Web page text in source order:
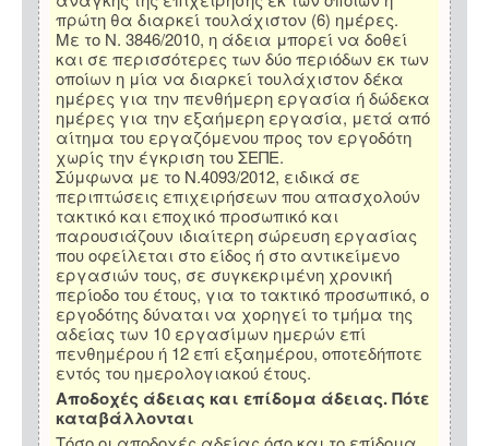
πρώτη θα διαρκεί τουλάχιστον (6) ημέρες.
Με το Ν. 3846/2010, η άδεια μπορεί να δοθεί
και σε περισσότερες των δύο περιόδων εκ των
οποίων η μία να διαρκεί τουλάχιστον δέκα
ημέρες για την πενθήμερη εργασία ή δώδεκα
ημέρες για την εξαήμερη εργασία, μετά από
αίτημα του εργαζόμενου προς τον εργοδότη
χωρίς την έγκριση του ΣΕΠΕ.
Σύμφωνα με το Ν.4093/2012, ειδικά σε
περιπτώσεις επιχειρήσεων που απασχολούν
τακτικό και εποχικό προσωπικό και
παρουσιάζουν ιδιαίτερη σώρευση εργασίας
που οφείλεται στο είδος ή στο αντικείμενο
εργασιών τους, σε συγκεκριμένη χρονική
περίοδο του έτους, για το τακτικό προσωπικό, ο
εργοδότης δύναται να χορηγεί το τμήμα της
αδείας των 10 εργασίμων ημερών επί
πενθημέρου ή 12 επί εξαημέρου, οποτεδήποτε
εντός του ημερολογιακού έτους.
Αποδοχές άδειας και επίδομα άδειας. Πότε
καταβάλλονται